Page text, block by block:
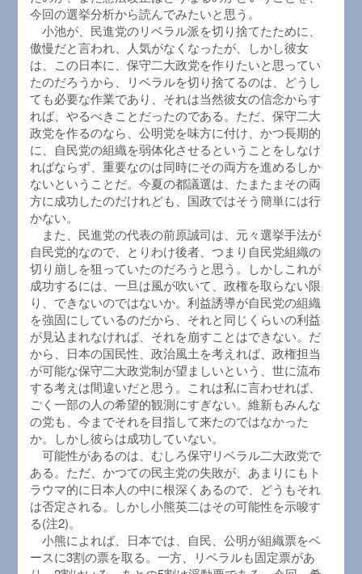
今回の選挙分析から読んでみたいと思う。
小池が、民進党のリベラル派を切り捨てたために、
傲慢だと言われ、人気がなくなったが、しかし彼女
は、この日本に、保守二大政党を作りたいと思ってい
たのだろうから、リベラルを切り捨てるのは、どうし
ても必要な作業であり、それは当然彼女の信念からす
れば、やるべきことだったのである。ただ、保守二大
政党を作るのなら、公明党を味方に付け、かつ長期的
に、自民党の組織を弱体化させるということをしなけ
ればならず、重要なのは同時にその両方を進めるしか
ないということだ。今夏の都議選は、たまたまその両
方に成功したのだけれども、国政ではそう簡単には行
かない。
また、民進党の代表の前原誠司は、元々選挙手法が
自民党的なので、とりわけ後者、つまり自民党組織の
切り崩しを狙っていたのだろうと思う。しかしこれが
成功するには、一旦は風が吹いて、政権を取らない限
り、できないのではないか。利益誘導が自民党の組織
を強固にしているのだから、それと同じくらいの利益
が見込まれなければ、それを崩すことはできない。だ
から、日本の国民性、政治風土を考えれば、政権担当
が可能な保守二大政党制が望ましいという、世に流布
する考えは間違いだと思う。これは私に言わせれば、
ごく一部の人の希望的観測にすぎない。維新もみんな
の党も、今までそれを目指して来たのではなかった
か。しかし彼らは成功していない。
可能性があるのは、むしろ保守リベラル二大政党で
ある。ただ、かつての民主党の失敗が、あまりにもト
ラウマ的に日本人の中に根深くあるので、どうもそれ
は否定される。しかし小熊英二はその可能性を示唆す
る(注2)。
小熊によれば、日本では、自民、公明が組織票をベ
ースに3割の票を取る。一方、リベラルも固定票があ